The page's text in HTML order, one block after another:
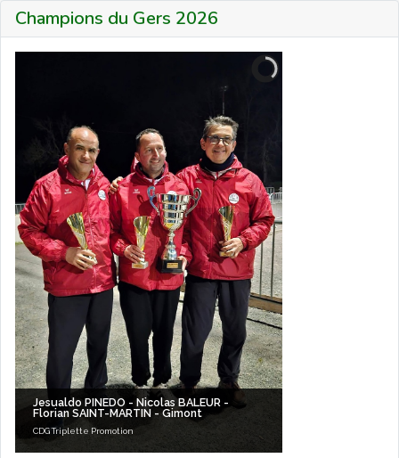
Champions du Gers 2026
Jesualdo PINEDO - Nicolas BALEUR -
Florian SAINT-MARTIN - Gimont
CDG Triplette Promotion